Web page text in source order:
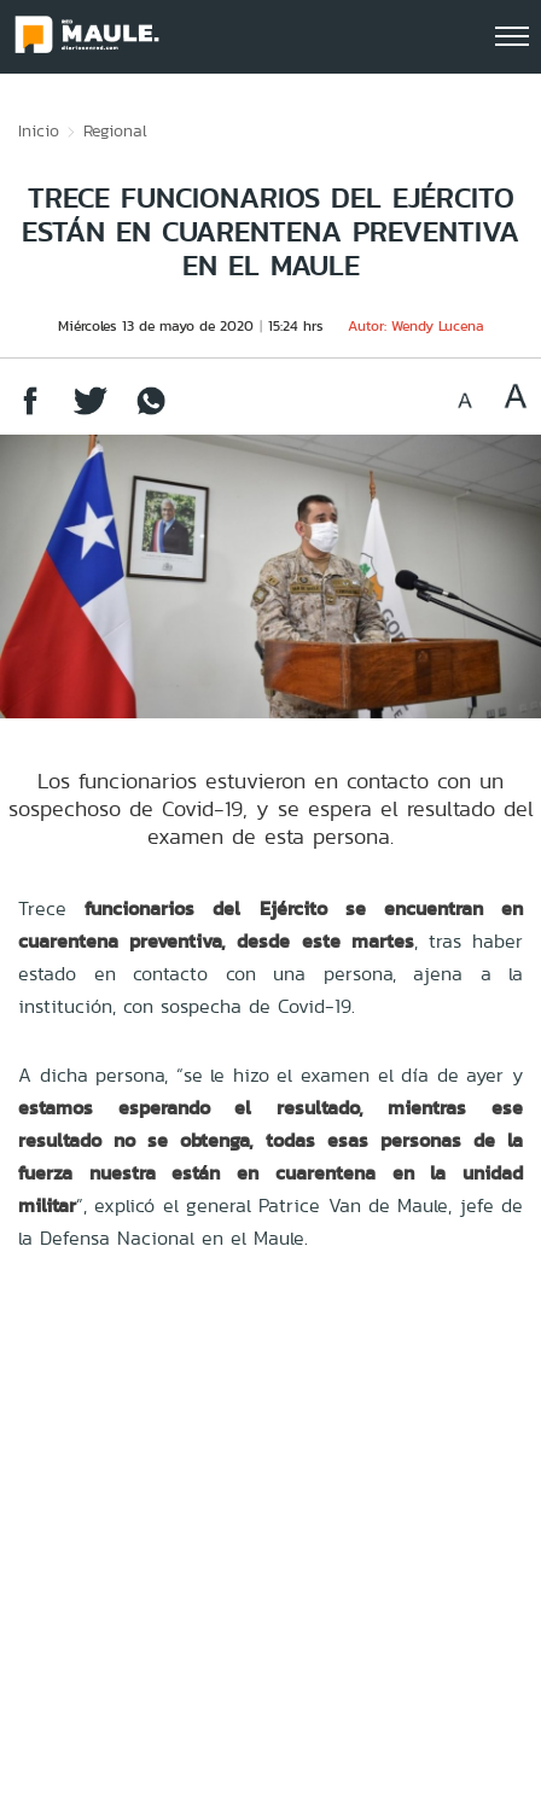
Inicio Regional
TRECE FUNCIONARIOS DEL EJÉRCITO
ESTÁN EN CUARENTENA PREVENTIVA
EN EL MAULE
Miércoles 13 de mayo de 2020 15:24 hrs Autor: Wendy Lucena
Los funcionarios estuvieron en contacto con un
sospechoso de Covid-19, y se espera el resultado del
examen de esta persona.
Trecefuncionarios del Ejército se encuentran en
cuarentena preventiva, desde este martes, tras haber
estado en contacto con una persona, ajena a la
institución, con sospecha de Covid-19.
A dicha persona, “se le hizo el examen el día de ayer y
estamos esperando el resultado, mientras ese
resultado no se obtenga, todas esas personas de la
fuerza nuestra están en cuarentena en la unidad
militar”, explicó el general Patrice Van de Maule, jefe de
la Defensa Nacional en el Maule.